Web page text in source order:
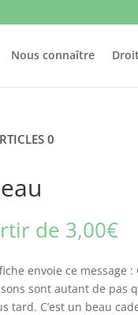
Nous connaître
0
de 3,00€
envoie ce message
sont autant de pas
tard. C’est un beau